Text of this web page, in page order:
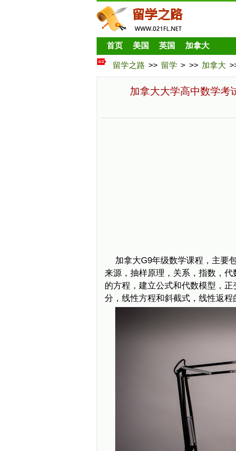
首页 美国 英国 加拿大
留学之路 >> 留学 > >> 加拿大
加拿大大学高中数学
加拿大G9年级数学课程，主要
来源，抽样原理，关系，指数，
的方程，建立公式和代数模型，
分，线性方程和斜截式，线性返